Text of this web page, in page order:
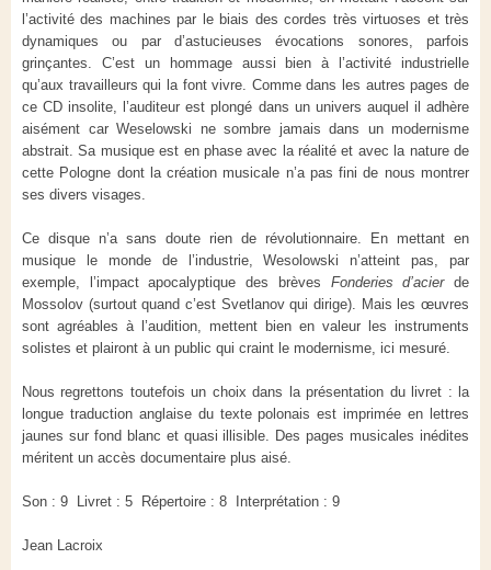
l’activité des machines par le biais des cordes très virtuoses et très
dynamiques ou par d’astucieuses évocations sonores, parfois
grinçantes. C’est un hommage aussi bien à l’activité industrielle
qu’aux travailleurs qui la font vivre. Comme dans les autres pages de
ce CD insolite, l’auditeur est plongé dans un univers auquel il adhère
aisément car Weselowski ne sombre jamais dans un modernisme
abstrait. Sa musique est en phase avec la réalité et avec la nature de
cette Pologne dont la création musicale n’a pas fini de nous montrer
ses divers visages.
Ce disque n’a sans doute rien de révolutionnaire. En mettant en
musique le monde de l’industrie, Wesolowski n’atteint pas, par
exemple, l’impact apocalyptique des brèves Fonderies d’acierde
Mossolov (surtout quand c’est Svetlanov qui dirige). Mais les œuvres
sont agréables à l’audition, mettent bien en valeur les instruments
solistes et plairont à un public qui craint le modernisme, ici mesuré.
Nous regrettons toutefois un choix dans la présentation du livret : la
longue traduction anglaise du texte polonais est imprimée en lettres
jaunes sur fond blanc et quasi illisible. Des pages musicales inédites
méritent un accès documentaire plus aisé.
Son : 9 Livret : 5 Répertoire : 8 Interprétation : 9
Jean Lacroix